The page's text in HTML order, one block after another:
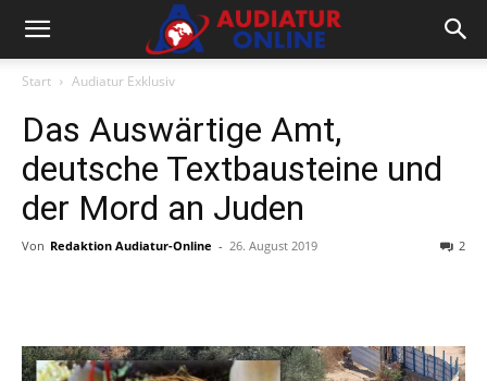
Start Audiatur Exklusiv
Das Auswärtige Amt,
deutsche Textbausteine und
der Mord an Juden
Von Redaktion Audiatur-Online - 26. August 2019 2